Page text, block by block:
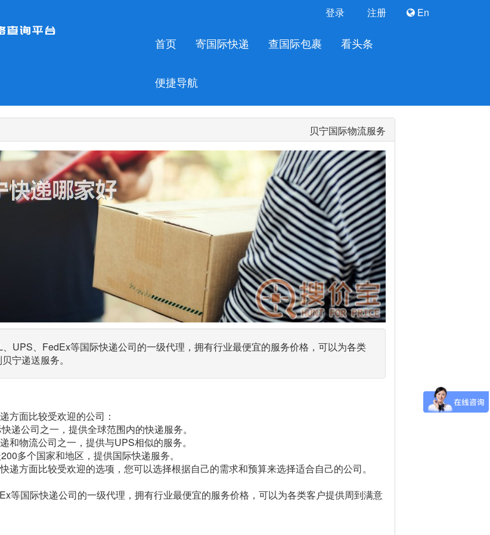
登录 注册 En
首页 寄国际快递 查国际包裹 看头条
便捷导航
贝宁国际物流服务
UPS、FedEx等国际快递公司的一级代理，拥有行业最便宜的服务价格，可以为各类
宁递送服务。
方面比较受欢迎的公司：
递公司之一，提供全球范围内的快递服务。
和物流公司之一，提供与UPS相似的服务。
多个国家和地区，提供国际快递服务。
递方面比较受欢迎的选项，您可以选择根据自己的需求和预算来选择适合自己的公司。
等国际快递公司的一级代理，拥有行业最便宜的服务价格，可以为各类客户提供周到满意